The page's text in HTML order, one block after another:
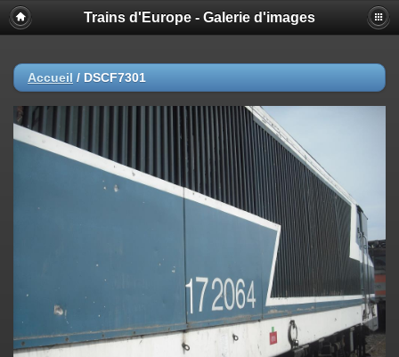
Trains d'Europe - Galerie d'images
Accueil / DSCF7301